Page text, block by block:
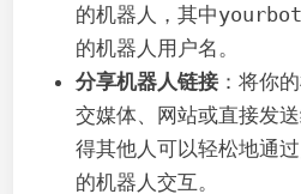
的机器人，其中
的机器人用户名。
分享机器人链接 ：将你
交媒体、网站或直接发
得其他人可以轻松地通
的机器人交互。